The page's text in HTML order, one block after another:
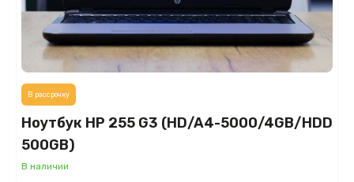
Ноутбук HP 255 G3 (HD/A4-5000/4GB/HDD
500GB)
В наличии
В рассрочку